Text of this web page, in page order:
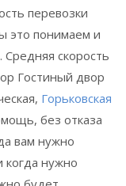
перевозки
это понимаем и
Средняя скорость
Гостиный двор
Горьковская
без отказа
вам нужно
когда нужно